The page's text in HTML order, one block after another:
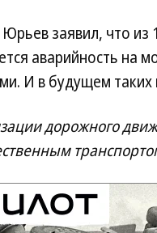
заявил, что из
аварийность на
И в будущем
дорожного